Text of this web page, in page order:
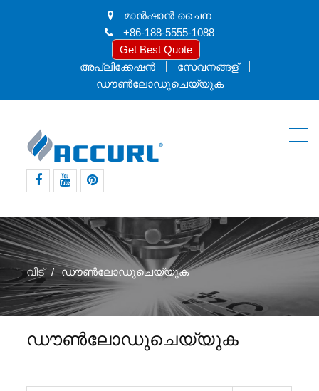
മാൻ‌ഷാൻ ചൈന
+86-188-5555-1088
Get Best Quote
അപ്ലിക്കേഷൻ
സേവനങ്ങള്
ഡൗൺലോഡുചെയ്യുക
വീട് ഡൗൺലോഡുചെയ്യുക
ഡൗൺലോഡുചെയ്യുക